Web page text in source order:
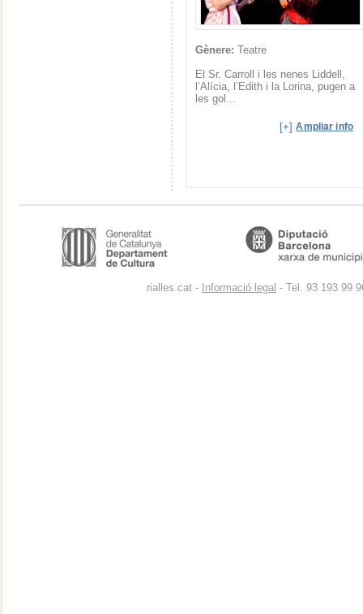
Gènere: Teatre
El Sr. Carroll i les nenes Liddell,
l’Alícia, l’Edith i la Lorina, pugen a
les gol...
[+]Ampliar info
rialles.cat - Informació legal - Tel. 93 193 99